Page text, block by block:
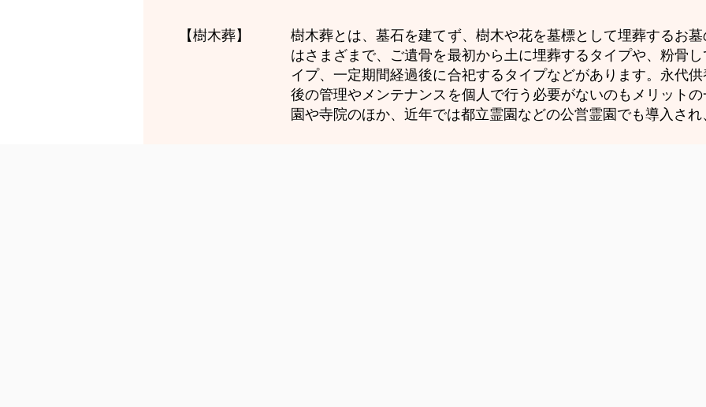
樹木葬とは、墓石を建てず、樹木や花を墓標として埋葬するお
はさまざまで、ご遺骨を最初から土に埋葬するタイプや、粉骨
イプ、一定期間経過後に合祀するタイプなどがあります。永代
後の管理やメンテナンスを個人で行う必要がないのもメリット
園や寺院のほか、近年では都立霊園などの公営霊園でも導入さ
【樹木葬】